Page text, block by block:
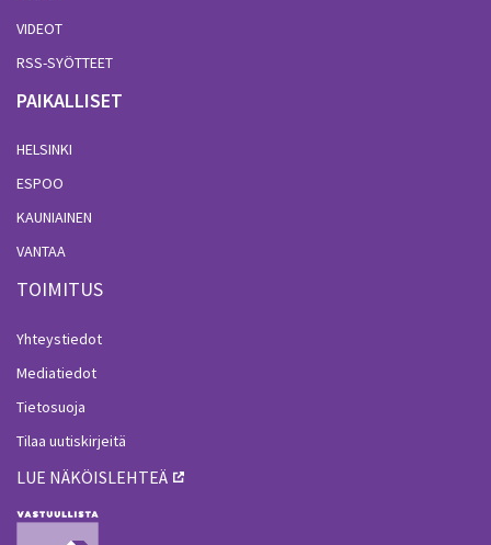
VIDEOT
RSS-SYÖTTEET
PAIKALLISET
HELSINKI
ESPOO
KAUNIAINEN
VANTAA
TOIMITUS
Yhteystiedot
Mediatiedot
Tietosuoja
Tilaa uutiskirjeitä
LUE NÄKÖISLEHTEÄ